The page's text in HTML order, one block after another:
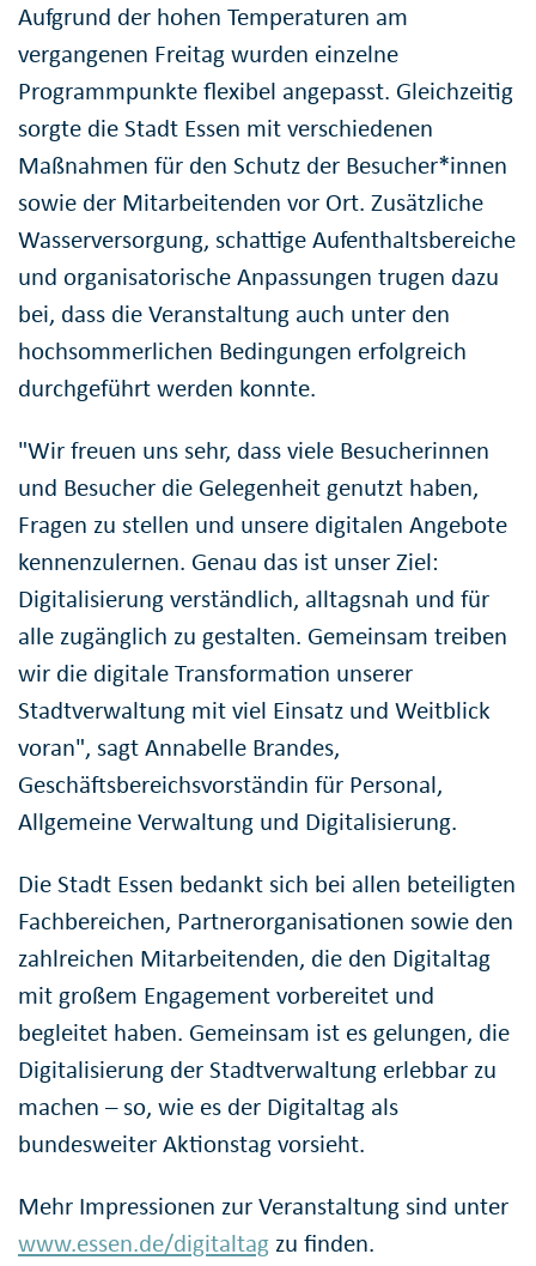
Aufgrund der hohen Temperaturen am
vergangenen Freitag wurden einzelne
Programmpunkte flexibel angepasst. Gleichzeitig
sorgte die Stadt Essen mit verschiedenen
Maßnahmen für den Schutz der Besucher*innen
sowie der Mitarbeitenden vor Ort. Zusätzliche
Wasserversorgung, schattige Aufenthaltsbereiche
und organisatorische Anpassungen trugen dazu
bei, dass die Veranstaltung auch unter den
hochsommerlichen Bedingungen erfolgreich
durchgeführt werden konnte.
"Wir freuen uns sehr, dass viele Besucherinnen
und Besucher die Gelegenheit genutzt haben,
Fragen zu stellen und unsere digitalen Angebote
kennenzulernen. Genau das ist unser Ziel:
Digitalisierung verständlich, alltagsnah und für
alle zugänglich zu gestalten. Gemeinsam treiben
wir die digitale Transformation unserer
Stadtverwaltung mit viel Einsatz und Weitblick
voran", sagt Annabelle Brandes,
Geschäftsbereichsvorständin für Personal,
Allgemeine Verwaltung und Digitalisierung.
Die Stadt Essen bedankt sich bei allen beteiligten
Fachbereichen, Partnerorganisationen sowie den
zahlreichen Mitarbeitenden, die den Digitaltag
mit großem Engagement vorbereitet und
begleitet haben. Gemeinsam ist es gelungen, die
Digitalisierung der Stadtverwaltung erlebbar zu
machen – so, wie es der Digitaltag als
bundesweiter Aktionstag vorsieht.
Mehr Impressionen zur Veranstaltung sind unter
www.essen.de/digitaltag zu finden.